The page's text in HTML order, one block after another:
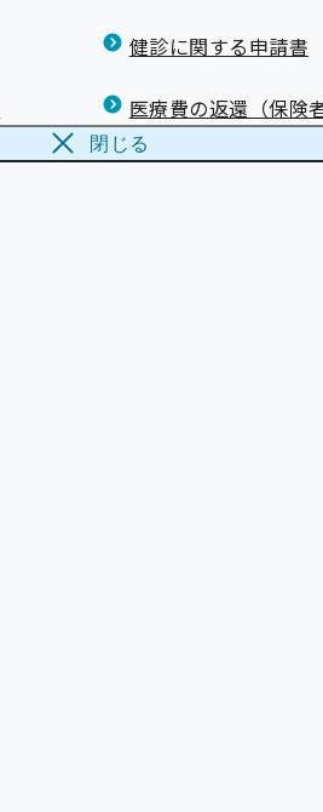
健診に関する申請書
医療費の返還（保険
閉じる